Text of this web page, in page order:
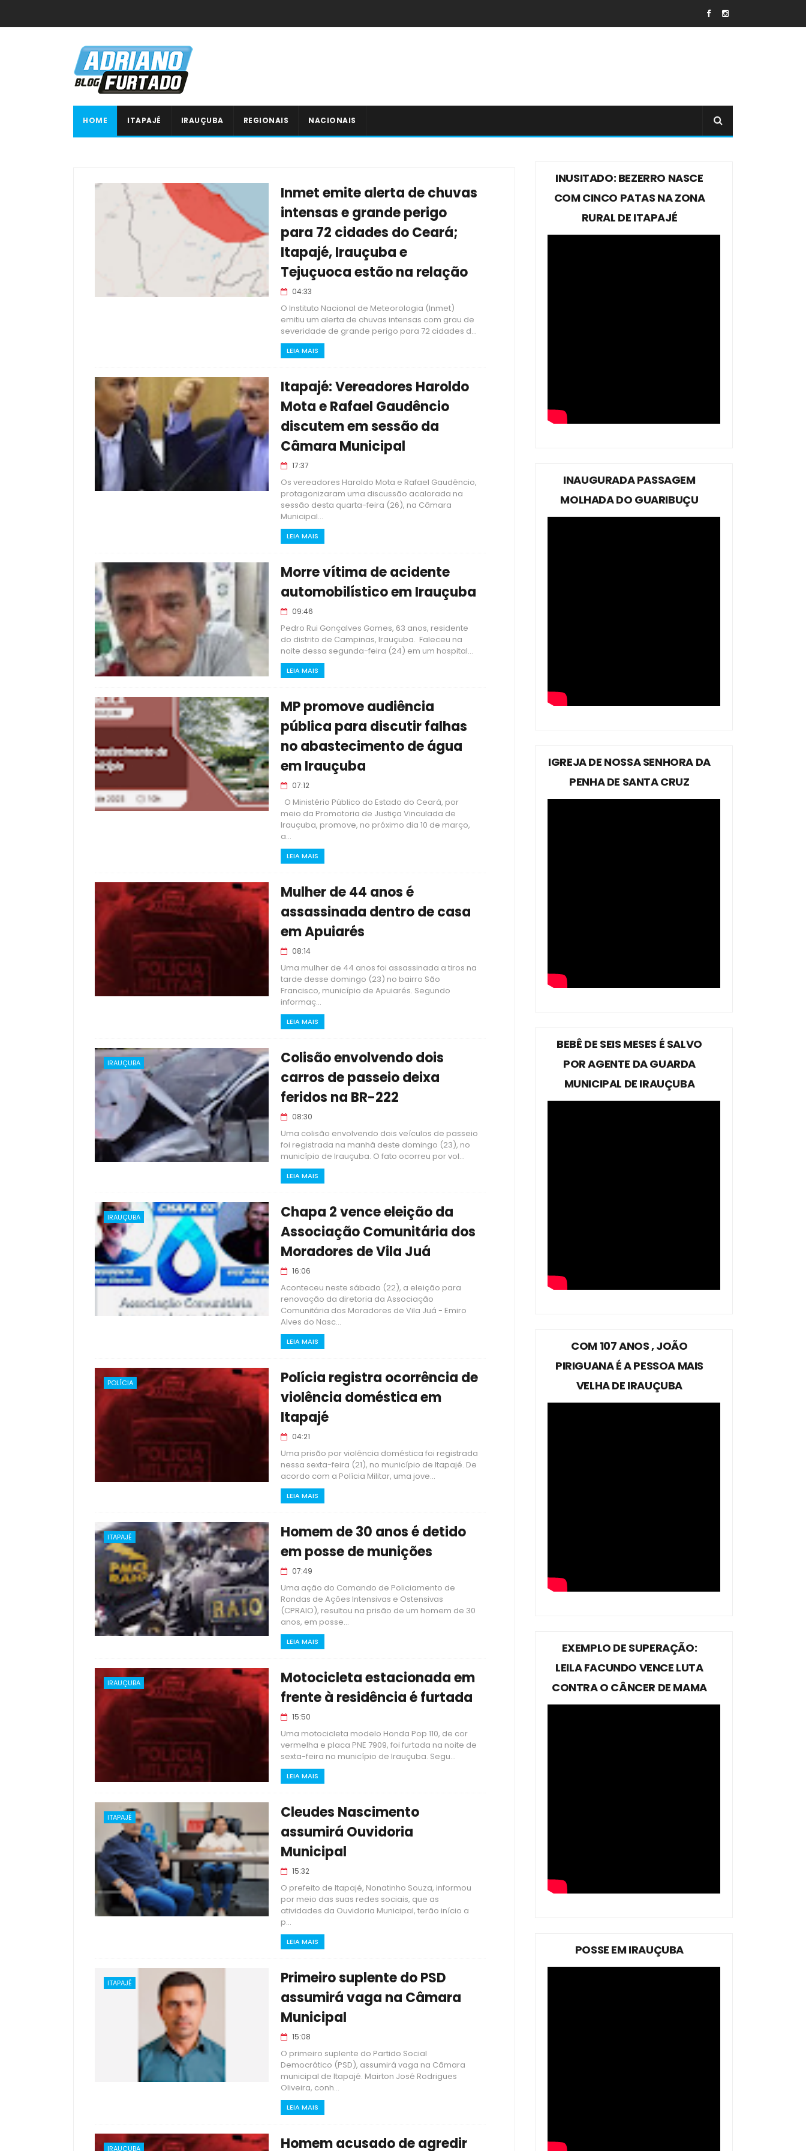
HOME ITAPAJÉ IRAUÇUBA REGIONAIS NACIONAIS
Inmet emite alerta de chuvas
intensas e grande perigo
para 72 cidades do Ceará;
Itapajé, Irauçuba e
Tejuçuoca estão na relação
04:33
O Instituto Nacional de Meteorologia (Inmet)
emitiu um alerta de chuvas intensas com grau de
severidade de grande perigo para 72 cidades d...
LEIA MAIS
Itapajé: Vereadores Haroldo
Mota e Rafael Gaudêncio
discutem em sessão da
Câmara Municipal
17:37
Os vereadores Haroldo Mota e Rafael Gaudêncio,
protagonizaram uma discussão acalorada na
sessão desta quarta-feira (26), na Câmara
Municipal...
LEIA MAIS
Morre vítima de acidente
automobilístico em Irauçuba
09:46
Pedro Rui Gonçalves Gomes, 63 anos, residente
do distrito de Campinas, Irauçuba. Faleceu na
noite dessa segunda-feira (24) em um hospital...
LEIA MAIS
MP promove audiência
pública para discutir falhas
no abastecimento de água
em Irauçuba
07:12
O Ministério Público do Estado do Ceará, por
meio da Promotoria de Justiça Vinculada de
Irauçuba, promove, no próximo dia 10 de março,
a...
LEIA MAIS
Mulher de 44 anos é
assassinada dentro de casa
em Apuiarés
08:14
Uma mulher de 44 anos foi assassinada a tiros na
tarde desse domingo (23) no bairro São
Francisco, município de Apuiarés. Segundo
informaç...
LEIA MAIS
IRAUÇUBA
Colisão envolvendo dois
carros de passeio deixa
feridos na BR-222
08:30
Uma colisão envolvendo dois veículos de passeio
foi registrada na manhã deste domingo (23), no
município de Irauçuba. O fato ocorreu por vol...
LEIA MAIS
IRAUÇUBA
Chapa 2 vence eleição da
Associação Comunitária dos
Moradores de Vila Juá
16:06
Aconteceu neste sábado (22), a eleição para
renovação da diretoria da Associação
Comunitária dos Moradores de Vila Juá - Emiro
Alves do Nasc...
LEIA MAIS
POLÍCIA
Polícia registra ocorrência de
violência doméstica em
Itapajé
04:21
Uma prisão por violência doméstica foi registrada
nessa sexta-feira (21), no município de Itapajé. De
acordo com a Polícia Militar, uma jove...
LEIA MAIS
ITAPAJÉ
Homem de 30 anos é detido
em posse de munições
07:49
Uma ação do Comando de Policiamento de
Rondas de Ações Intensivas e Ostensivas
(CPRAIO), resultou na prisão de um homem de 30
anos, em posse...
LEIA MAIS
IRAUÇUBA
Motocicleta estacionada em
frente à residência é furtada
15:50
Uma motocicleta modelo Honda Pop 110, de cor
vermelha e placa PNE 7909, foi furtada na noite de
sexta-feira no município de Irauçuba. Segu...
LEIA MAIS
ITAPAJÉ
Cleudes Nascimento
assumirá Ouvidoria
Municipal
15:32
O prefeito de Itapajé, Nonatinho Souza, informou
por meio das suas redes sociais, que as
atividades da Ouvidoria Municipal, terão início a
p...
LEIA MAIS
ITAPAJÉ
Primeiro suplente do PSD
assumirá vaga na Câmara
Municipal
15:08
O primeiro suplente do Partido Social
Democrático (PSD), assumirá vaga na Câmara
municipal de Itapajé. Mairton José Rodrigues
Oliveira, conh...
LEIA MAIS
IRAUÇUBA Homem acusado de agredir
INUSITADO: BEZERRO NASCE
COM CINCO PATAS NA ZONA
RURAL DE ITAPAJÉ
INAUGURADA PASSAGEM
MOLHADA DO GUARIBUÇU
IGREJA DE NOSSA SENHORA DA
PENHA DE SANTA CRUZ
BEBÊ DE SEIS MESES É SALVO
POR AGENTE DA GUARDA
MUNICIPAL DE IRAUÇUBA
COM 107 ANOS , JOÃO
PIRIGUANA É A PESSOA MAIS
VELHA DE IRAUÇUBA
EXEMPLO DE SUPERAÇÃO:
LEILA FACUNDO VENCE LUTA
CONTRA O CÂNCER DE MAMA
POSSE EM IRAUÇUBA